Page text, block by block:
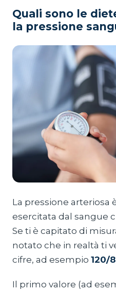
Quali sono le
la pressione
La pressione arteriosa
esercitata dal sangue
Se ti è capitato di
notato che in realtà ti
cifre, ad esempio 120/
Il primo valore (ad